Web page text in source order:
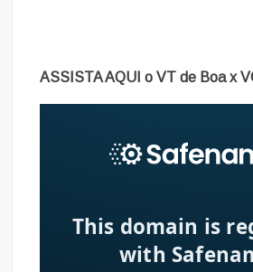
ASSISTA AQUI o VT de Boa x